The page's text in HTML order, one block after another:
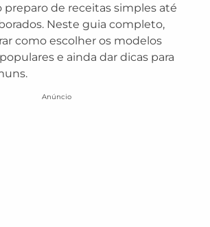
preparo de receitas simples até
Neste guia completo,
como escolher os modelos
e ainda dar dicas para
Anúncio